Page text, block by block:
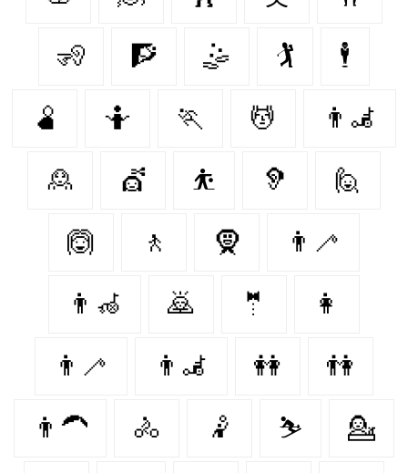
🧏 🧗 🤹 🏌 🕴
🫄 🤷 🏃‍ 💆 👨‍🦼‍️
🙎 💇‍ ⛹ 🦻 🙋
🙆‍ 🚶‍ 🧕 👨‍🦯
👨‍🦽 🙇 🤵‍ 👩‍
👨‍🦯‍ 👨‍🦼 👭 👫
👨‍🦱 🚴‍ 🤾 ⛷️ 💁‍